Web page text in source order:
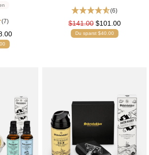
schnelle Lieferung.
Bewertungen Lesen
(7)
(6)
$141.00$101.00
Du sparst $40.00